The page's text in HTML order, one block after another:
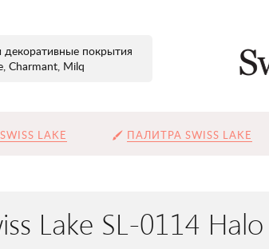
декоративные покрытия
Charmant, Milq
LAKE ПАЛИТРА SWISS LAKE
Lake SL-0114